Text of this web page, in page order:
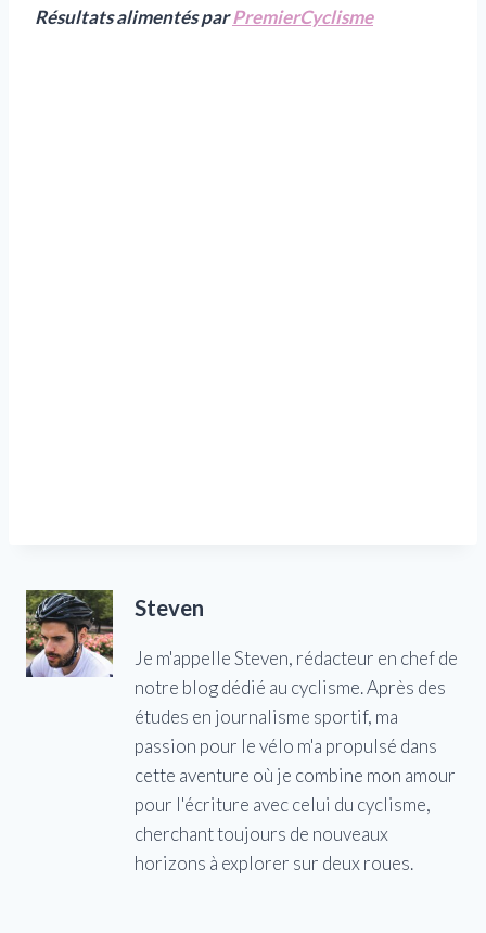
Résultats alimentés parPremierCyclisme
Steven
Je m'appelle Steven, rédacteur en chef de
notre blog dédié au cyclisme. Après des
études en journalisme sportif, ma
passion pour le vélo m'a propulsé dans
cette aventure où je combine mon amour
pour l'écriture avec celui du cyclisme,
cherchant toujours de nouveaux
horizons à explorer sur deux roues.